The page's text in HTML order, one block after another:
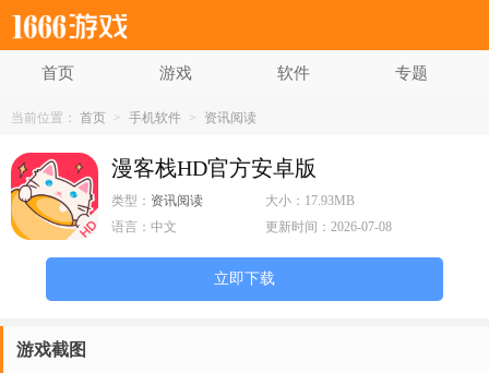
首页 游戏 软件 专题
当前位置： 首页 > 手机软件 > 资讯阅读
漫客栈HD官方安卓版
类型： 资讯阅读 大小： 17.93MB
语言： 中文 更新时间：2026-07-08
立即下载
游戏截图